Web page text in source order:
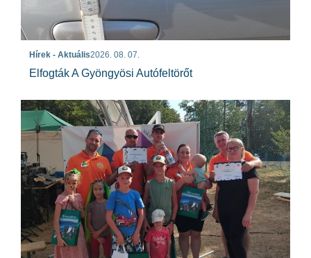
Hírek - Aktuális2026. 08. 07.
Elfogták A Gyöngyösi Autófeltörőt